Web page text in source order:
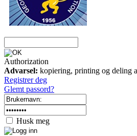
Authorization
Advarsel: kopiering, printing og deling
Registrer deg
Glemt passord?
Husk meg